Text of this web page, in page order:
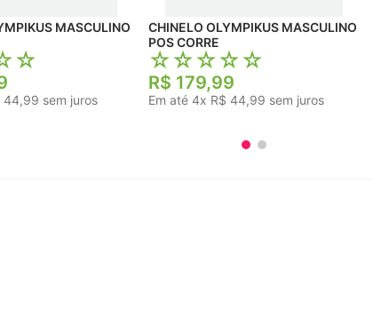
MASCULINO
☆
44,99 sem juros
CHINELO OLYMPIKUS MASCULINO
POS CORRE
☆☆☆☆☆
R$ 179,99
Em até 4x R$ 44,99 sem juros